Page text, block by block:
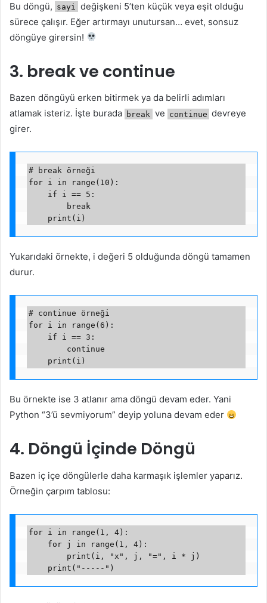
Bu döngü, sayi
değişkeni 5’ten küçük veya eşit olduğu
sürece çalışır. Eğer artırmayı unutursan… evet, sonsuz
döngüye girersin!
3. break ve continue
Bazen döngüyü erken bitirmek ya da belirli adımları
atlamak isteriz. İşte burada break ve continue devreye
girer.
# break örneği
for i in range(10):
Yukarıdaki örnekte, i değeri 5 olduğunda döngü tamamen
durur.
# continue örneği
for i in range(6):
Bu örnekte ise 3 atlanır ama döngü devam eder. Yani
Python “3’ü sevmiyorum” deyip yoluna devam eder
4. Döngü İçinde Döngü
Bazen iç içe döngülerle daha karmaşık işlemler yaparız.
Örneğin çarpım tablosu:
for i in range(1, 4):